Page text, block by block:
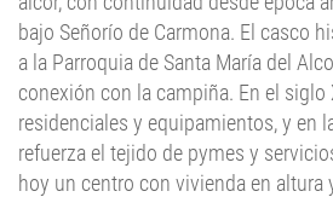
bajo Señorío de Carmona. El casco
a la Parroquia de Santa María del
conexión con la campiña. En el siglo
residenciales y equipamientos, y en
refuerza el tejido de pymes y
hoy un centro con vivienda en altura